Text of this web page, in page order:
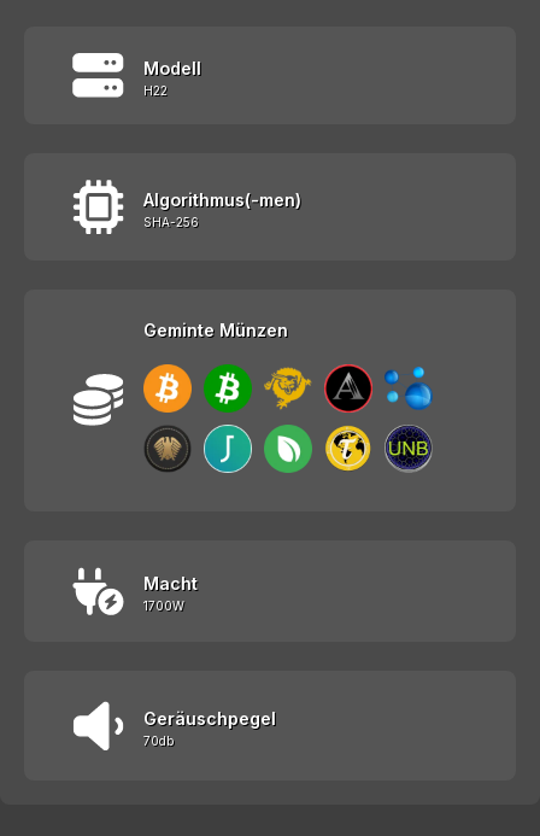
Modell
H22
Algorithmus(-men)
SHA-256
Geminte Münzen
Macht
1700W
Geräuschpegel
70db